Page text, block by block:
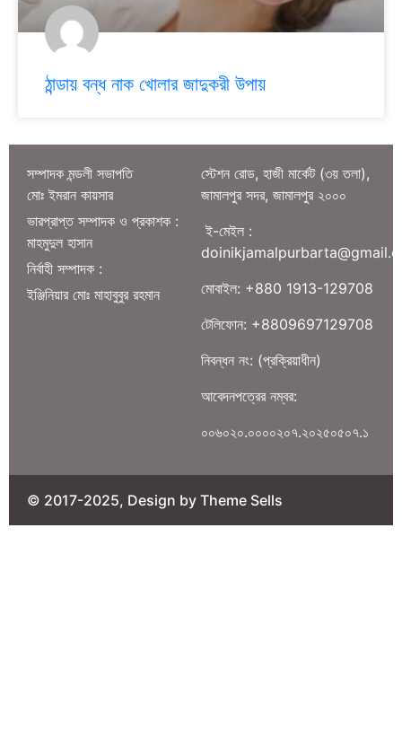
ঠান্ডায় বন্ধ নাক খোলার জাদুকরী উপায়
সম্পাদক মন্ডলী সভাপতি
মোঃ ইমরান কায়সার
ভারপ্রাপ্ত সম্পাদক ও প্রকাশক :
মাহমুদুল হাসান
নির্বাহী সম্পাদক :
ইঞ্জিনিয়ার মোঃ মাহাবুবুর রহমান
স্টেশন রোড, হাজী মার্কেট (৩য় তলা),
জামালপুর সদর, জামালপুর ২০০০
ই-মেইল :
মোবাইল: +880 1913-129708
টেলিফোন: +8809697129708
নিবন্ধন নং: (প্রক্রিয়াধীন)
আবেদনপত্রের নম্বর:
০০৬০২০.০০০০২০৭.২০২৫০৫০৭.১
© 2017-2025, Design by Theme Sells